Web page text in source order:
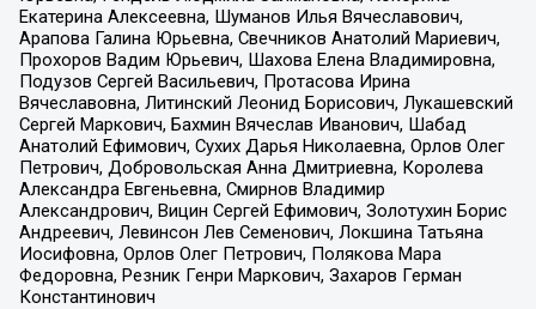
Екатерина Алексеевна, Шуманов Илья Вячеславович,
Арапова Галина Юрьевна, Свечников Анатолий Мариевич,
Прохоров Вадим Юрьевич, Шахова Елена Владимировна,
Подузов Сергей Васильевич, Протасова Ирина
Вячеславовна, Литинский Леонид Борисович, Лукашевский
Сергей Маркович, Бахмин Вячеслав Иванович, Шабад
Анатолий Ефимович, Сухих Дарья Николаевна, Орлов Олег
Петрович, Добровольская Анна Дмитриевна, Королева
Александра Евгеньевна, Смирнов Владимир
Александрович, Вицин Сергей Ефимович, Золотухин Борис
Андреевич, Левинсон Лев Семенович, Локшина Татьяна
Иосифовна, Орлов Олег Петрович, Полякова Мара
Федоровна, Резник Генри Маркович, Захаров Герман
Константинович